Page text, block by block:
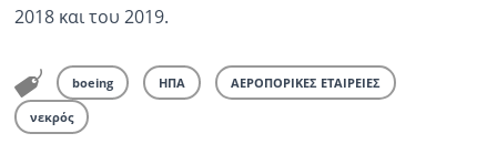
2018 και του 2019.
boeing ΗΠΑ ΑΕΡΟΠΟΡΙΚΕΣ ΕΤΑΙΡΕΙΕΣ
νεκρός